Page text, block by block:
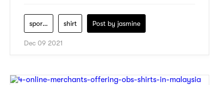
sportsclick shirt Post by jasmine
Dec 09 2021